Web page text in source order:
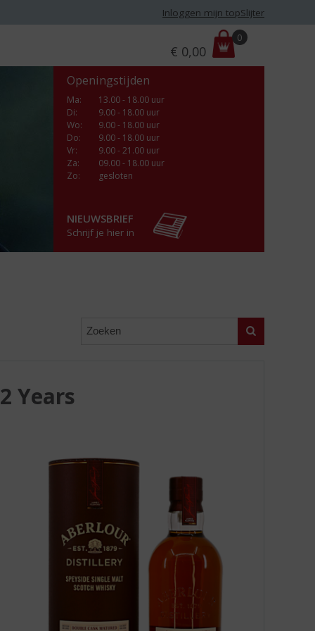
Inloggen mijn topSlijter
r
i
€ 0,00
0
Openingstijden
Ma:
13.00 - 18.00 uur
Di:
9.00 - 18.00 uur
Wo:
9.00 - 18.00 uur
Do:
9.00 - 18.00 uur
Vr:
9.00 - 21.00 uur
Za:
09.00 - 18.00 uur
Zo:
gesloten
NIEUWSBRIEF
Schrijf je hier in
Zoeken
Years